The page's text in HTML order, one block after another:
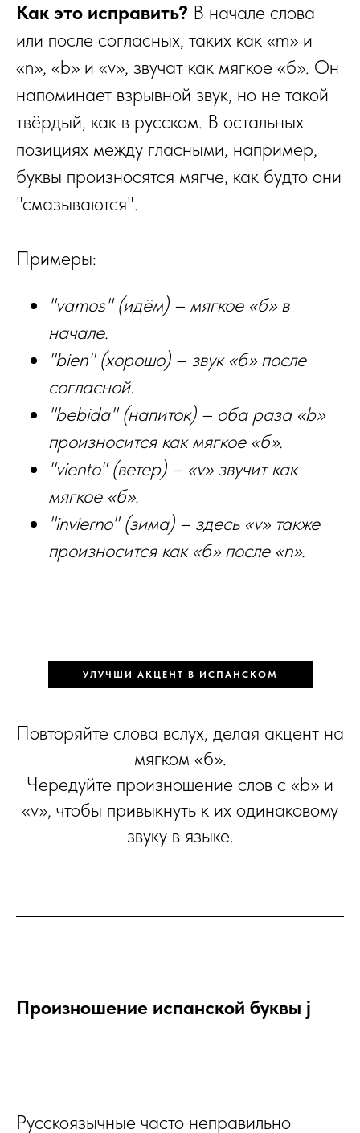
Как это исправить? В начале слова
или после согласных, таких как «m» и
«n», «b» и «v», звучат как мягкое «б». Он
напоминает взрывной звук, но не такой
твёрдый, как в русском. В остальных
позициях между гласными, например,
буквы произносятся мягче, как будто они
"смазываются".
Примеры:
"vamos" (идём) – мягкое «б» в
начале.
"bien" (хорошо) – звук «б» после
согласной.
"bebida" (напиток) – оба раза «b»
произносится как мягкое «б».
"viento" (ветер) – «v» звучит как
мягкое «б».
"invierno" (зима) – здесь «v» также
произносится как «б» после «n».
УЛУЧШИ АКЦЕНТ В ИСПАНСКОМ
Повторяйте слова вслух, делая акцент на
мягком «б».
Чередуйте произношение слов с «b» и
«v», чтобы привыкнуть к их одинаковому
звуку в языке.
Произношение испанской буквы j
Русскоязычные часто неправильно